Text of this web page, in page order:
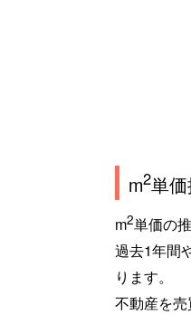
m2単
m2単価の
過去1年間
ります。
不動産を売